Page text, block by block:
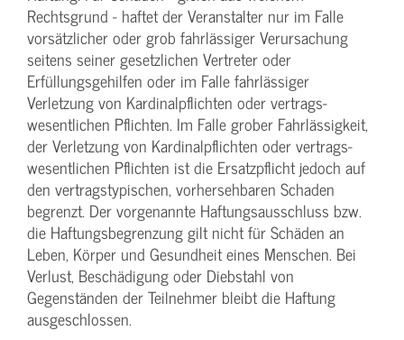
Rechtsgrund - haftet der Veranstalter nur im Falle
vorsätzlicher oder grob fahrlässiger Verursachung
seitens seiner gesetzlichen Vertreter oder
Erfüllungsgehilfen oder im Falle fahrlässiger
Verletzung von Kardinalpflichten oder vertrags­
wesentlichen Pflichten. Im Falle grober Fahrlässigkeit,
der Verletzung von Kardinalpflichten oder vertrags­
wesentlichen Pflichten ist die Ersatzpflicht jedoch auf
den vertragstypischen, vorhersehbaren Schaden
begrenzt. Der vorgenannte Haftungs­ausschluss bzw.
die Haftungs­begrenzung gilt nicht für Schäden an
Leben, Körper und Gesundheit eines Menschen. Bei
Verlust, Beschädigung oder Diebstahl von
Gegenständen der Teilnehmer bleibt die Haftung
ausgeschlossen.